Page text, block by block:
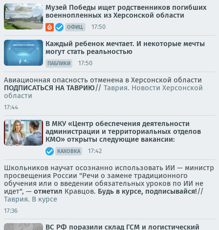
Музей Победы ищет родственников погибших
военнопленных из Херсонской области
ОФИЦ. 17:50
Каждый ребенок мечтает. И некоторые мечты
могут стать реальностью
ПАБЛИКИ 17:50
Авиационная опасность отменена в Херсонской области
ПОДПИСАТЬСЯ НА ТАВРИЮ// Таврия. Новости Херсонской
области
17:44
В МКУ «Центр обеспечения деятельности
администрации и территориальных отделов
КМО» открыты следующие вакансии:
КАХОВКА 17:42
Школьников научат осознанно использовать ИИ — министр
просвещения России "Речи о замене традиционного
обучения или о введении обязательных уроков по ИИ не
идет", — отметил Кравцов. Будь в курсе, подписывайся!//
Таврия. В курсе
17:36
ВС РФ поразили склад ГСМ и логистический